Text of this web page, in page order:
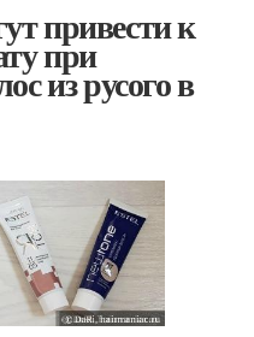
привести к
при
из русого в